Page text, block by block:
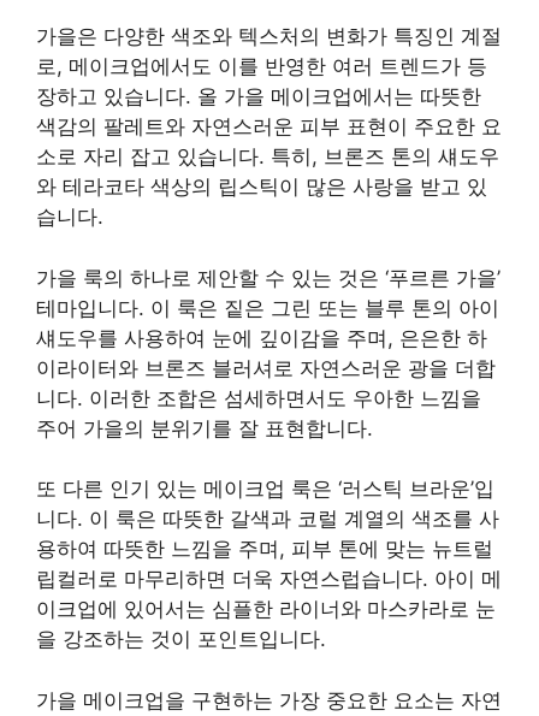
가을은 다양한 색조와 텍스처의 변화가 특징인 계절
로, 메이크업에서도 이를 반영한 여러 트렌드가 등
장하고 있습니다. 올 가을 메이크업에서는 따뜻한
색감의 팔레트와 자연스러운 피부 표현이 주요한 요
소로 자리 잡고 있습니다. 특히, 브론즈 톤의 섀도우
와 테라코타 색상의 립스틱이 많은 사랑을 받고 있
습니다.
가을 룩의 하나로 제안할 수 있는 것은 ‘푸르른 가을’
테마입니다. 이 룩은 짙은 그린 또는 블루 톤의 아이
섀도우를 사용하여 눈에 깊이감을 주며, 은은한 하
이라이터와 브론즈 블러셔로 자연스러운 광을 더합
니다. 이러한 조합은 섬세하면서도 우아한 느낌을
주어 가을의 분위기를 잘 표현합니다.
또 다른 인기 있는 메이크업 룩은 ‘러스틱 브라운’입
니다. 이 룩은 따뜻한 갈색과 코럴 계열의 색조를 사
용하여 따뜻한 느낌을 주며, 피부 톤에 맞는 뉴트럴
립컬러로 마무리하면 더욱 자연스럽습니다. 아이 메
이크업에 있어서는 심플한 라이너와 마스카라로 눈
을 강조하는 것이 포인트입니다.
가을 메이크업을 구현하는 가장 중요한 요소는 자연